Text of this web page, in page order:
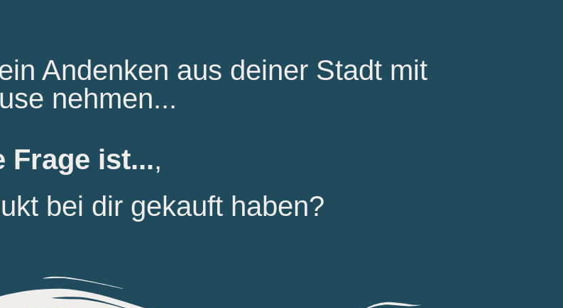
Andenken aus deiner Stadt mit
nehmen...
Frage ist...,
bei dir gekauft haben?